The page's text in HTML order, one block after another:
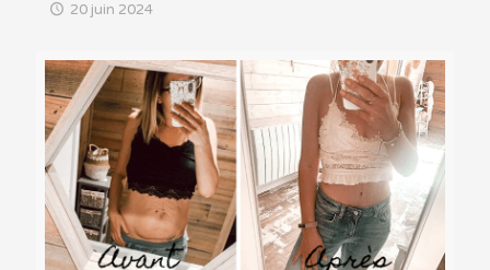
20 juin 2024